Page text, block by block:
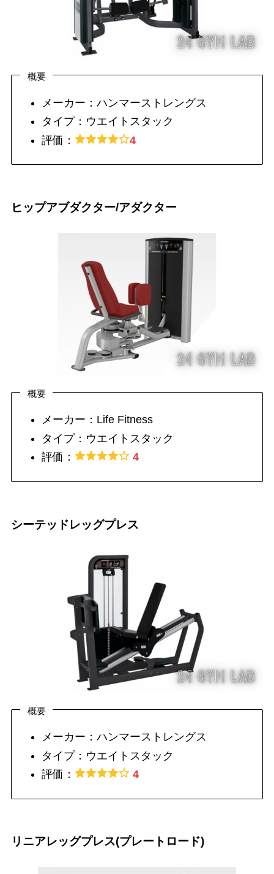
概要
メーカー：ハンマーストレングス
タイプ：ウエイトスタック
評価：
4
ヒップアブダクター/アダクター
概要
メーカー：Life Fitness
タイプ：ウエイトスタック
評価：
4
シーテッドレッグプレス
概要
メーカー：ハンマーストレングス
タイプ：ウエイトスタック
評価：
4
リニアレッグプレス(プレートロード)